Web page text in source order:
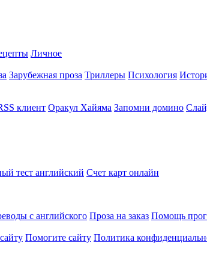
Личное
Зарубежная проза Триллеры Психология
клиент Оракул Хайяма Запомни домино
тест английский Счет карт онлайн
с английского Проза на заказ Помощь
Помогите сайту Политика